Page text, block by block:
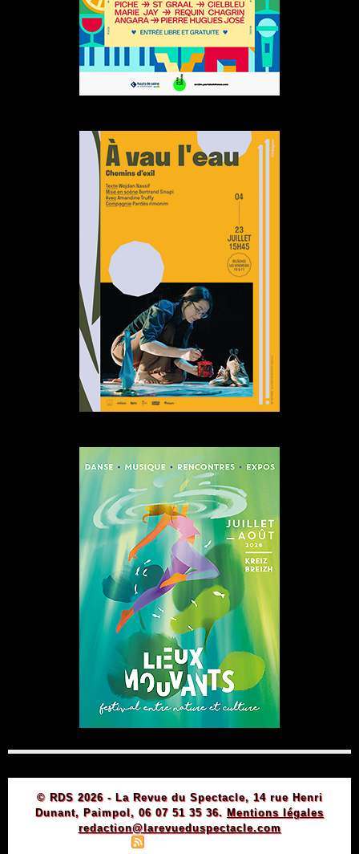
© RDS 2026 - La Revue du Spectacle, 14 rue Henri
Dunant, Paimpol, 06 07 51 35 36. Mentions légales
redaction@larevueduspectacle.com